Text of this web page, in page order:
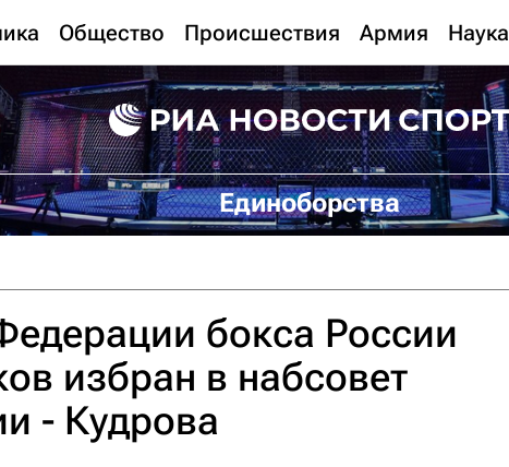
Общество Происшествия Армия Наука
Единоборства
бокса России
избран в набсовет
- Кудрова